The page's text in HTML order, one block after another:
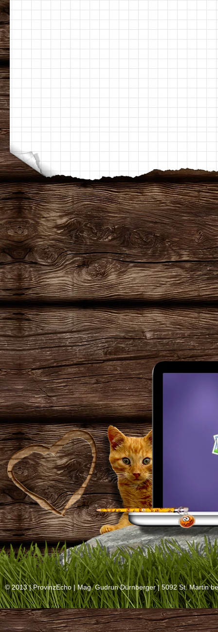
© 2013 |ProvinzEcho | Mag. Gudrun Dürnberger | 5092 St. Martin